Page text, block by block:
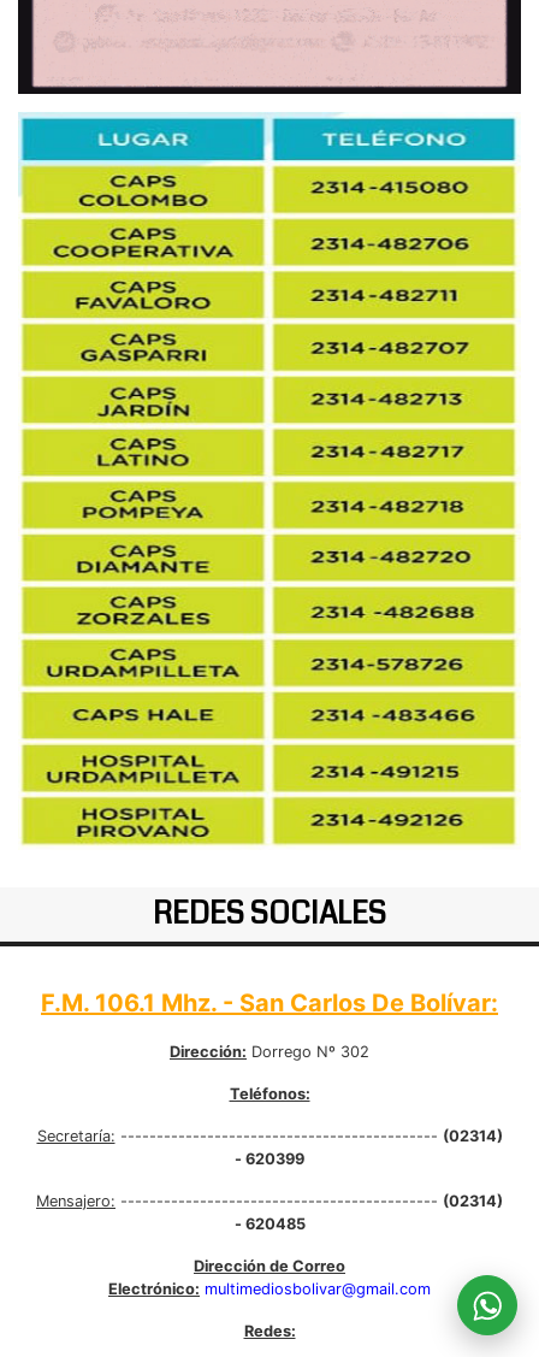
REDES SOCIALES
F.M. 106.1 Mhz. - San Carlos De Bolívar:
Dirección: Dorrego Nº 302
Teléfonos:
Secretaría: -------------------------------------------- (02314)
- 620399
Mensajero: -------------------------------------------- (02314)
- 620485
Dirección de Correo
Electrónico: multimediosbolivar@gmail.com
Redes: